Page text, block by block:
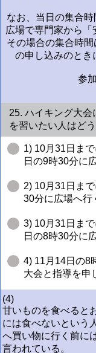
なお、当日の集合
広場で専門家から「
その場合の集合時
の申し込みのとき
参
25. ハイキング大
を習いたい人はど
1) 10月31日ま
日の9時30分に
2) 10月31日ま
30分に広場へ行
3) 10月31日ま
日の8時30分に
4) 11月14日の8
大会と指導を申
(4)
甘いものを食べると
には食べないという
へ買い物に行く前に
言われている。